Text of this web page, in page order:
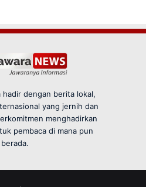
hadir dengan berita lokal,
yang jernih dan
menghadirkan
pembaca di mana pun
berada.